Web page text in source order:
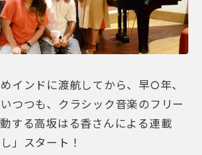
インドに渡航してから、早○年、
つつも、クラシック音楽のフリー
する高坂はる香さんによる連載
」スタート！